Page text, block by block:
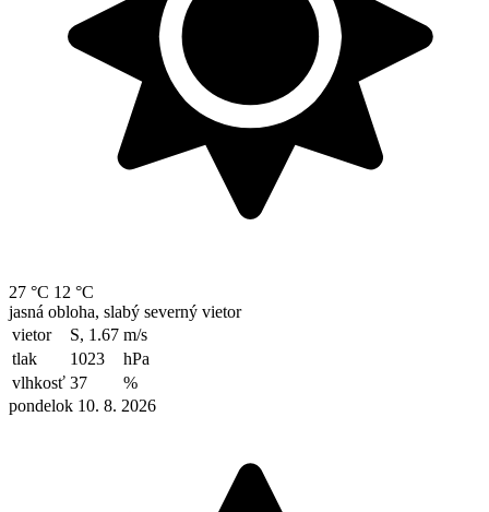
27 °C 12 °C
jasná obloha, slabý severný vietor
vietor
S, 1.67 m/s
tlak
1023
hPa
vlhkosť 37
%
pondelok 10. 8. 2026